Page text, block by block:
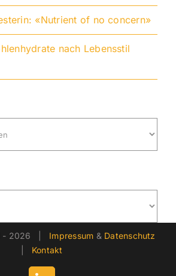
«Nutrient of no concern»
nach Lebensstil
- 2026 | Impressum & Datenschutz
Kontakt